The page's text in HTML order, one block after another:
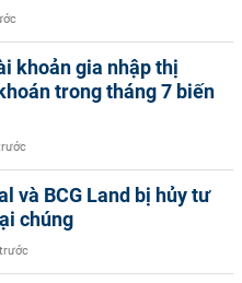
khoản gia nhập thị
trong tháng 7 biến
và BCG Land bị hủy tư
chúng